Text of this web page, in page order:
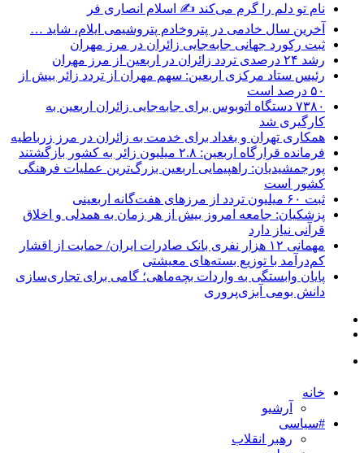
نام تو دلم را گرم می‌کند ✍️ اسلام انصاری فر
آخرین سال خادمی در پتروخادم پتروشیمی ایلام، شاید …
ثبت رکورد جهانی جابه‌جایی زائران در مرز مهران
رشد ۲۴ درصدی تردد زائران در اربعین از مرز مهران
رئیس ستاد مرکزی اربعین: سهم مهران از تردد زائر بیش از
۵۰ درصد است
۷۳۸۰ دستگاه اتوبوس برای جابه‌جایی زائران اربعین به‌
کارگیری شد
همکاری تهران و بغداد برای خدمت به زائران در مرز زرباطیه
فرمانده قرارگاه اربعین: ۲.۸ میلیون زائر به کشور بازگشتند
پورجمشیدیان: راهپیمایی اربعین بزرگ‌ترین عملیات فرهنگی
کشور است
ثبت ۶۰ میلیون تردد از مرزهای هفت‌گانه اربعینی
پزشکیان: جامعه امروز بیش از هر زمان به همدلی و اخلاق
قرآنی نیاز دارد
مهمانی ۱۲ هزار نفری بانک صادرات ایران/ حمایت از اقشار
کم‌درآمد با توزیع بسته‌های معیشتی
پایان وابستگی به واردات بچه‌ماهی؛ گامی برای تجاری‌سازی
دانش بومی آبزی‌پروری
خانه
آرشیو
#سیاسی
رهبر انقلاب